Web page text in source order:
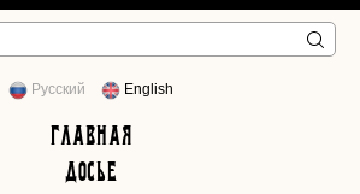
Русский English
Главная
Досье